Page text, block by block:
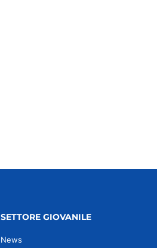
SETTORE GIOVANILE
News